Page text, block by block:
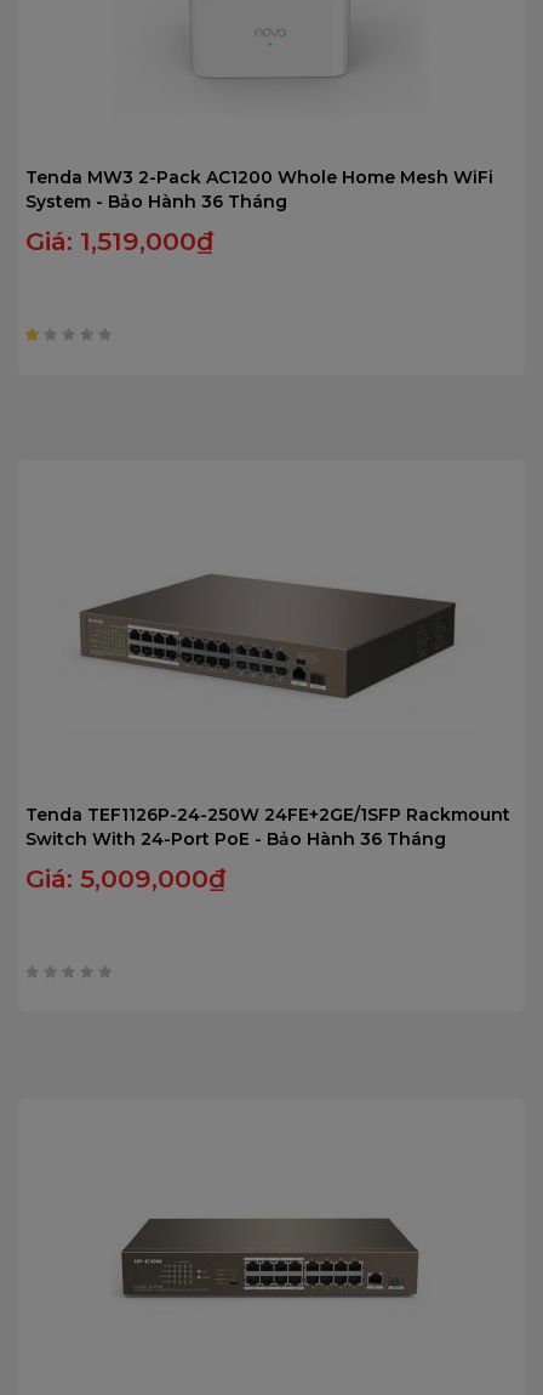
Tenda MW3 2-Pack AC1200 Whole Home Mesh WiFi
System - Bảo Hành 36 Tháng
Giá: 1,519,000₫
Tenda TEF1126P-24-250W 24FE+2GE/1SFP Rackmount
Switch With 24-Port PoE - Bảo Hành 36 Tháng
Giá: 5,009,000₫